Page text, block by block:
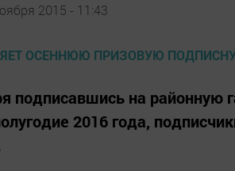
2015 - 11:43
подписавшись на районную
2016 года,